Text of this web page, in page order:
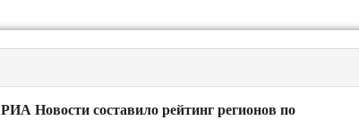
РИА Новости составило рейтинг регионов по